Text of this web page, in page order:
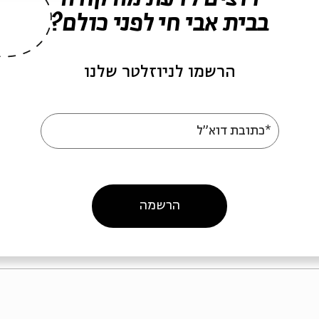
מוצש - ליין אייר
ליין אייר - מתי כספי
בבית אבי חי לפני כולם?
הרשמו לניוזלטר שלנו
*כתובת דוא"ל
הרשמה